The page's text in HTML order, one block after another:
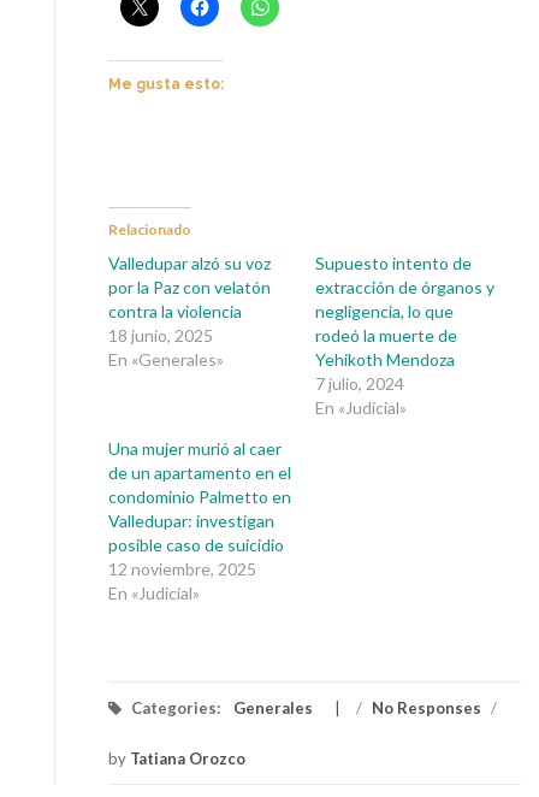
Me gusta esto:
Relacionado
Valledupar alzó su voz
por la Paz con velatón
contra la violencia
18 junio, 2025
En «Generales»
Supuesto intento de
extracción de órganos y
negligencia, lo que
rodeó la muerte de
Yehikoth Mendoza
7 julio, 2024
En «Judicial»
Una mujer murió al caer
de un apartamento en el
condominio Palmetto en
Valledupar: investigan
posible caso de suicidio
12 noviembre, 2025
En «Judicial»
Categories: Generales / No Responses /
by Tatiana Orozco